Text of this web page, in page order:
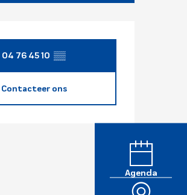
Agenda
04 76 45 10 ▒▒
Contacteer ons